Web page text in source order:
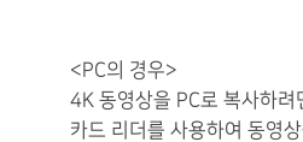
<PC의 경우>
4K 동영상을 PC로 복사하려
카드 리더를 사용하여 동영상